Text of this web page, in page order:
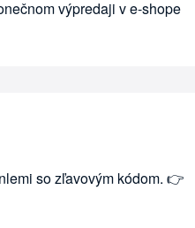
výpredaji v e-shope
so zľavovým kódom. 👉